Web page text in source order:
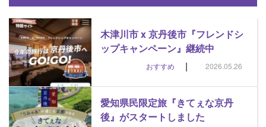
木津川市 x 京丹後市『フレンドシ
ップキャンペーン』継続中
おすすめ | 2026.05.26
愛知県民限定旅『きてぇな京丹
後』がスタートしました